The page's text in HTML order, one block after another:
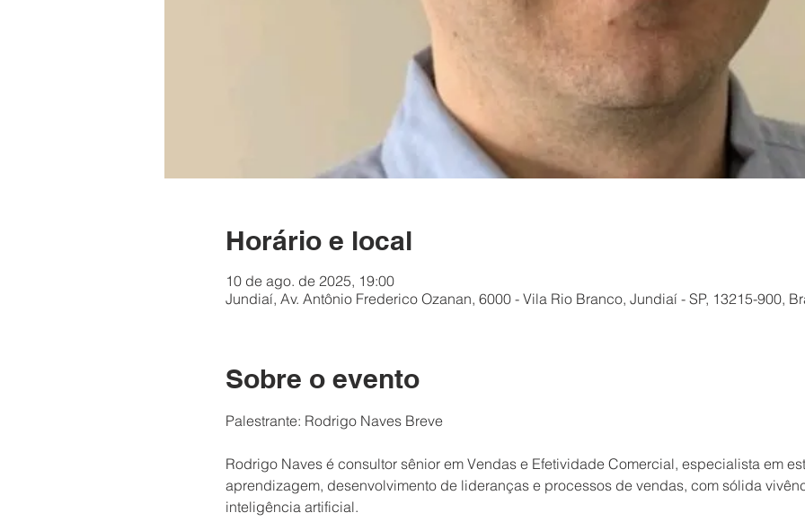
Horário e local
10 de ago. de 2025, 19:00
Jundiaí, Av. Antônio Frederico Ozanan, 6000 - Vila Rio Branco, Jundiaí - SP, 13215-900,
Sobre o evento
Palestrante: Rodrigo Naves Breve
Rodrigo Naves é consultor sênior em Vendas e Efetividade Comercial, especialista em
aprendizagem, desenvolvimento de lideranças e processos de vendas, com sólida
inteligência artificial.